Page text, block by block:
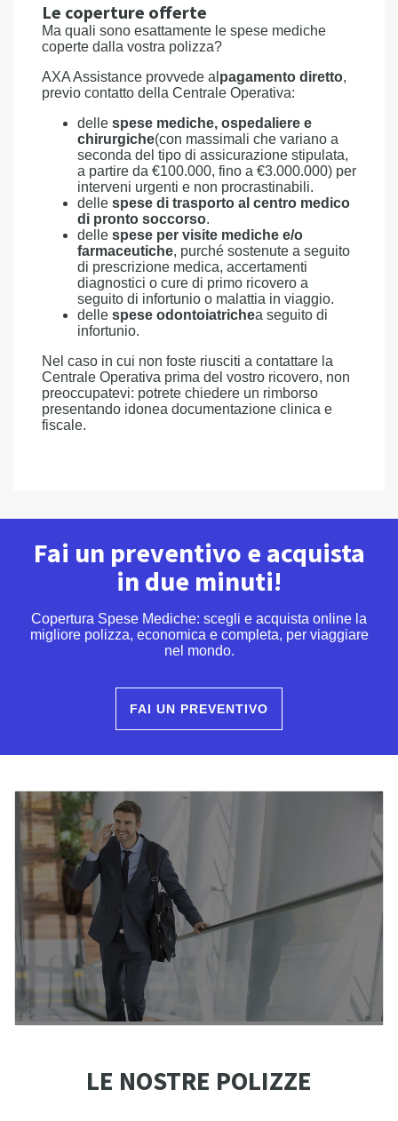
Le coperture offerte
Ma quali sono esattamente le spese mediche
coperte dalla vostra polizza?
AXA Assistance provvede al pagamento diretto,
previo contatto della Centrale Operativa:
delle spese mediche, ospedaliere e
chirurgiche(con massimali che variano a
seconda del tipo di assicurazione stipulata,
a partire da €100.000, fino a €3.000.000) per
interveni urgenti e non procrastinabili.
delle spese di trasporto al centro medico
di pronto soccorso.
delle spese per visite mediche e/o
farmaceutiche, purché sostenute a seguito
di prescrizione medica, accertamenti
diagnostici o cure di primo ricovero a
seguito di infortunio o malattia in viaggio.
delle spese odontoiatrichea seguito di
infortunio.
Nel caso in cui non foste riusciti a contattare la
Centrale Operativa prima del vostro ricovero, non
preoccupatevi: potrete chiedere un rimborso
presentando idonea documentazione clinica e
fiscale.
Fai un preventivo e acquista
in due minuti!
Copertura Spese Mediche: scegli e acquista online la
migliore polizza, economica e completa, per viaggiare
nel mondo.
FAI UN PREVENTIVO
LE NOSTRE POLIZZE